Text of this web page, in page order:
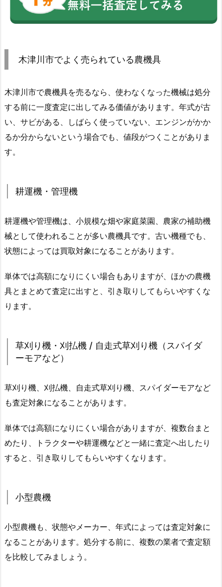
木津川市でよく売られている農機具
木津川市で農機具を売るなら、使わなくなった機械は処分
する前に一度査定に出してみる価値があります。年式が古
い、サビがある、しばらく使っていない、エンジンがかか
るか分からないという場合でも、値段がつくことがありま
す。
耕運機・管理機
耕運機や管理機は、小規模な畑や家庭菜園、農家の補助機
械として使われることが多い農機具です。古い機種でも、
状態によっては買取対象になることがあります。
単体では高額になりにくい場合もありますが、ほかの農機
具とまとめて査定に出すと、引き取りしてもらいやすくな
ります。
草刈り機・刈払機 / 自走式草刈り機（スパイダ
ーモアなど）
草刈り機、刈払機、自走式草刈り機、スパイダーモアなど
も査定対象になることがあります。
単体では高額になりにくい場合がありますが、複数台まと
めたり、トラクターや耕運機などと一緒に査定へ出したり
すると、引き取りしてもらいやすくなります。
小型農機
小型農機も、状態やメーカー、年式によっては査定対象に
なることがあります。処分する前に、複数の業者で査定額
を比較してみましょう。